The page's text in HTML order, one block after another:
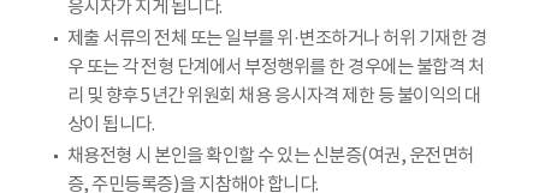
응시자가 지게 됩니다.
제출 서류의 전체 또는 일부를 위·변조하거나 허위 기재한 경
우 또는 각 전형 단계에서 부정행위를 한 경우에는 불합격 처
리 및 향후 5년간 위원회 채용 응시자격 제한 등 불이익의 대
상이 됩니다.
채용전형 시 본인을 확인할 수 있는 신분증(여권, 운전면허
증, 주민등록증)을 지참해야 합니다.